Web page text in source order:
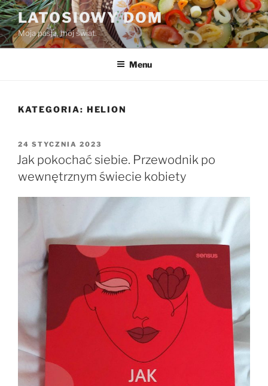
Przejdź
do
treści
LATOSIOWY DOM
Moja pasja, mój świat.
Menu
KATEGORIA: HELION
OPUBLIKOWANE
W
24 STYCZNIA 2023
Jak pokochać siebie. Przewodnik po
wewnętrznym świecie kobiety